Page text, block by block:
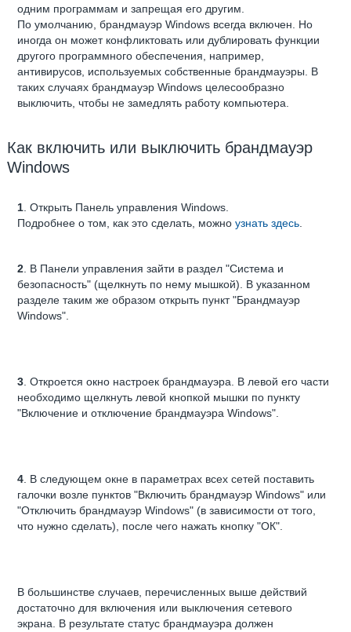
одним программам и запрещая его другим.
По умолчанию, брандмауэр Windows всегда включен. Но
иногда он может конфликтовать или дублировать функции
другого программного обеспечения, например,
антивирусов, используемых собственные брандмауэры. В
таких случаях брандмауэр Windows целесообразно
выключить, чтобы не замедлять работу компьютера.
Как включить или выключить брандмауэр
Windows
1 . Открыть Панель управления Windows.
Подробнее о том, как это сделать, можноузнать здесь
2 . В Панели управления зайти в раздел "Система и
безопасность" (щелкнуть по нему мышкой). В указанном
разделе таким же образом открыть пункт "Брандмауэр
Windows".
3 . Откроется окно настроек брандмауэра. В левой его части
необходимо щелкнуть левой кнопкой мышки по пункту
"Включение и отключение брандмауэра Windows".
4 . В следующем окне в параметрах всех сетей поставить
галочки возле пунктов "Включить брандмауэр Windows" или
"Отключить брандмауэр Windows" (в зависимости от того,
что нужно сделать), после чего нажать кнопку "ОК".
В большинстве случаев, перечисленных выше действий
достаточно для включения или выключения сетевого
экрана. В результате статус брандмауэра должен